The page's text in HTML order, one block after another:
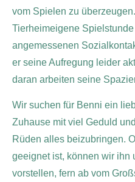
vom Spielen zu
Tierheimeigene
angemessenen
er seine Aufregung leider
daran arbeiten seine
Wir suchen für Benni ein
Zuhause mit viel Geduld
Rüden alles beizubringen.
geeignet ist, können wir ihn
vorstellen, fern ab vom